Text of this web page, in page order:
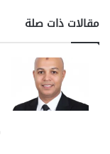
مقالات ذات صلة